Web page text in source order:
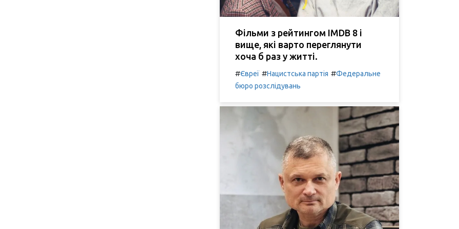
Фільми з рейтингом IMDB 8 і
вище, які варто переглянути
хоча б раз у житті.
#Євреї #Нацистська партія #Федеральне
бюро розслідувань